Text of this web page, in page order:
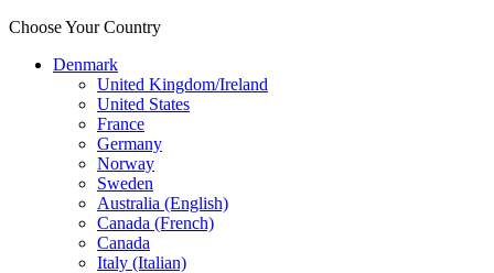
Choose Your Country
Denmark
United Kingdom/Ireland
United States
France
Germany
Norway
Sweden
Australia (English)
Canada (French)
Canada
Italy (Italian)